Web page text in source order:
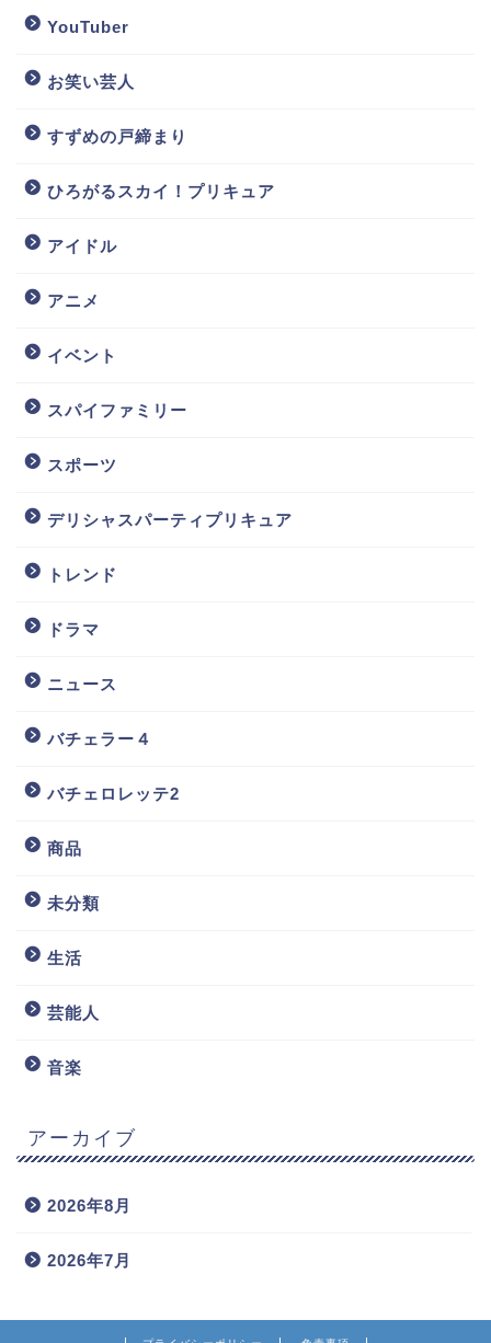
YouTuber
お笑い芸人
すずめの戸締まり
ひろがるスカイ！プリキュア
アイドル
アニメ
イベント
スパイファミリー
スポーツ
デリシャスパーティプリキュア
トレンド
ドラマ
ニュース
バチェラー４
バチェロレッテ2
商品
未分類
生活
芸能人
音楽
アーカイブ
2026年8月
2026年7月